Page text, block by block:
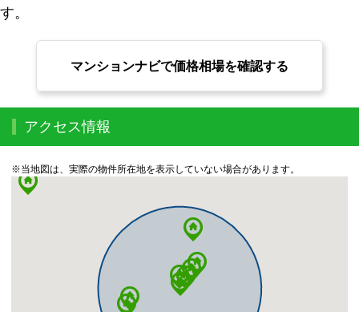
す。
マンションナビで価格相場を確認する
アクセス情報
※当地図は、実際の物件所在地を表示していない場合があります。